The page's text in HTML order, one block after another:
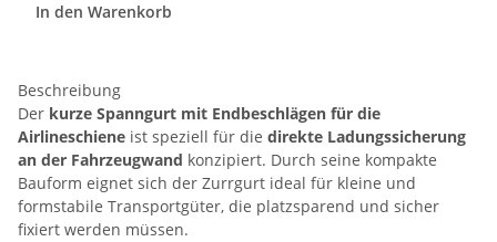
In den Warenkorb
Beschreibung
Der kurze Spanngurt mit Endbeschlägen für die
Airlineschiene ist speziell für die direkte Ladungssicherung
an der Fahrzeugwand konzipiert. Durch seine kompakte
Bauform eignet sich der Zurrgurt ideal für kleine und
formstabile Transportgüter, die platzsparend und sicher
fixiert werden müssen.